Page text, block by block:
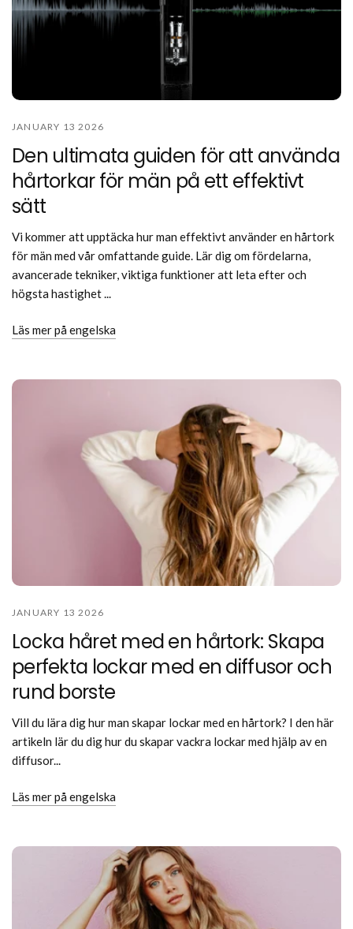
JANUARY 13 2026
Den ultimata guiden för att använda
hårtorkar för män på ett effektivt
sätt
Vi kommer att upptäcka hur man effektivt använder en hårtork
för män med vår omfattande guide. Lär dig om fördelarna,
avancerade tekniker, viktiga funktioner att leta efter och
högsta hastighet ...
Läs mer på engelska
JANUARY 13 2026
Locka håret med en hårtork: Skapa
perfekta lockar med en diffusor och
rund borste
Vill du lära dig hur man skapar lockar med en hårtork? I den här
artikeln lär du dig hur du skapar vackra lockar med hjälp av en
diffusor...
Läs mer på engelska